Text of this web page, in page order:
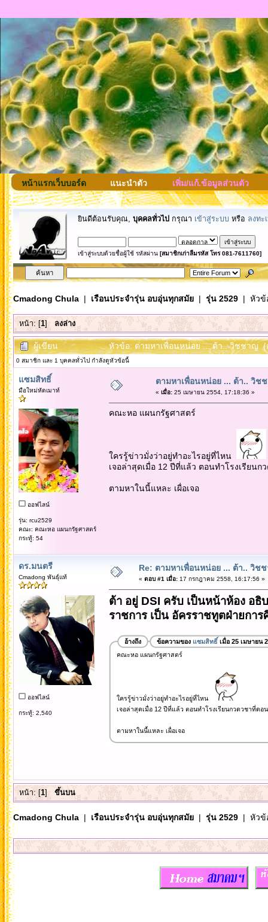
หน้าแรกเว็บบอร์ด แนะนำตัว เพิ่ม/แก้.ข้อมูลส่วนตัว
ยินดีต้อนรับคุณ, บุคคลทั่วไป กรุณา เข้าสู่ระบบ หรือ ลงทะ
เข้าสู่ระบบด้วยชื่อผู้ใช้ รหัสผ่าน [สมาชิกเก่าลืมรหัส โทร 081-7611760]
Cmadong Chula| เรือนประจำรุ่น อบอุ่นทุกสมัย| รุ่น 2529 | หัว
หน้า: [1] ลงล่าง
ผู้เขียน หัวข้อ: ตามหาเพื่อนหน่อย ... ต้า.. วิชชาญ (
0 สมาชิก และ 1 บุคคลทั่วไป กำลังดูหัวข้อนี้
แซมสิทธิ์
มือใหม่หัดเมาท์
ออฟไลน์
รุ่น: rcu2529
คณะ: คณะหอ แผนกรัฐศาสตร์
กระทู้: 54
ตามหาเพื่อนหน่อย ... ต้า.. วิช
« เมื่อ:25 เมษายน 2554, 17:18:36 »
คณะหอ แผนกรัฐศาสตร์
ใครรู้ข่าวมั่งว่าอยู่ทำอะไรอยู่ที่ไหน
เจอล่าสุดเมื่อ 12 ปีที่แล้ว ตอนทำโรงเรียนก
ตามหาในนี้แหละ เผื่อเจอ
ดร.มนตรี
Cmadong พันธุ์แท้
ออฟไลน์
กระทู้: 2,540
Re: ตามหาเพื่อนหน่อย ... ต้า.. วิ
« ตอบ #1 เมื่อ:17 กรกฎาคม 2558, 16:17:56 »
ต้า อยู่ DSI ครับ เป็นหน้าห้อง อ
ราชการ เป็น อัครราชทูตฝ่ายกา
อ้างถึง ข้อความของ แซมสิทธิ์เมื่อ 25 เมษายน
คณะหอ แผนกรัฐศาสตร์
ใครรู้ข่าวมั่งว่าอยู่ทำอะไรอยู่ที่ไหน
เจอล่าสุดเมื่อ 12 ปีที่แล้ว ตอนทำโรงเรียนกวดวชาที่ดอน
ตามหาในนี้แหละ เผื่อเจอ
หน้า: [1] ขึ้นบน
Cmadong Chula| เรือนประจำรุ่น อบอุ่นทุกสมัย| รุ่น 2529 | หัว